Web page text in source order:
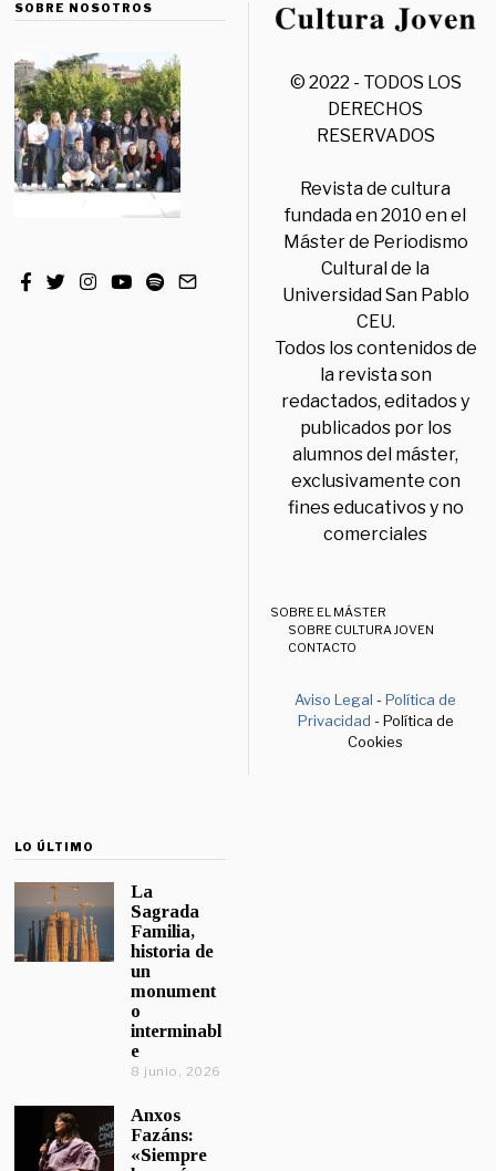
SOBRE NOSOTROS
© 2022 - TODOS LOS
DERECHOS
RESERVADOS
Revista de cultura
fundada en 2010 en el
Máster de Periodismo
Cultural de la
Universidad San Pablo
CEU.
Todos los contenidos de
la revista son
redactados, editados y
publicados por los
alumnos del máster,
exclusivamente con
fines educativos y no
comerciales
SOBRE EL MÁSTER
SOBRE CULTURA JOVEN
CONTACTO
Aviso Legal -Política de
Privacidad - Política de
Cookies
LO ÚLTIMO
La
Sagrada
Familia,
historia de
un
monument
o
interminabl
e
8 junio, 2026
Anxos
Fazáns:
«Siempre